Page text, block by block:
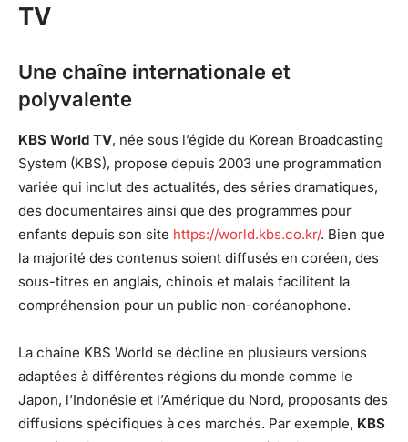
TV
Une chaîne internationale et
polyvalente
KBS World TV, née sous l’égide du Korean Broadcasting
System (KBS), propose depuis 2003 une programmation
variée qui inclut des actualités, des séries dramatiques,
des documentaires ainsi que des programmes pour
enfants depuis son site https://world.kbs.co.kr/. Bien que
la majorité des contenus soient diffusés en coréen, des
sous-titres en anglais, chinois et malais facilitent la
compréhension pour un public non-coréanophone.
La chaine KBS World se décline en plusieurs versions
adaptées à différentes régions du monde comme le
Japon, l’Indonésie et l’Amérique du Nord, proposants des
diffusions spécifiques à ces marchés. Par exemple, KBS